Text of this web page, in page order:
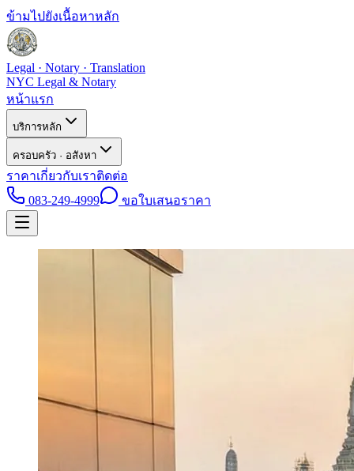
ข้ามไปยังเนื้อหาหลัก
Legal · Notary · Translation
NYC Legal & Notary
หน้าแรก
บริการหลัก
ครอบครัว · อสังหา
ราคาเกี่ยวกับเราติดต่อ
083-249-4999
ขอใบเสนอราคา